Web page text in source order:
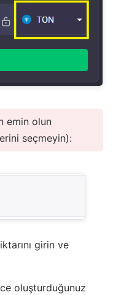
emin olun
seçmeyin):
girin ve
oluşturduğunuz